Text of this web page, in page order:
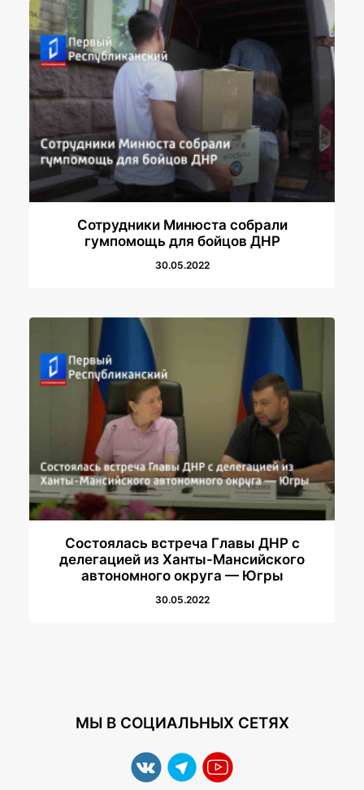
Сотрудники Минюста собрали
гумпомощь для бойцов ДНР
30.05.2022
Состоялась встреча Главы ДНР с
делегацией из Ханты-Мансийского
автономного округа — Югры
30.05.2022
МЫ В СОЦИАЛЬНЫХ СЕТЯХ